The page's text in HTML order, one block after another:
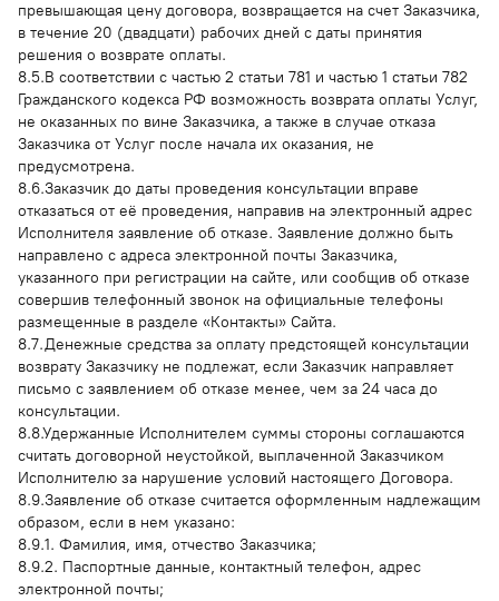
превышающая цену договора, возвращается на счет Заказчика,
в течение 20 (двадцати) рабочих дней с даты принятия
решения о возврате оплаты.
8.5.В соответствии с частью 2 статьи 781 и частью 1 статьи 782
Гражданского кодекса РФ возможность возврата оплаты Услуг,
не оказанных по вине Заказчика, а также в случае отказа
Заказчика от Услуг после начала их оказания, не
предусмотрена.
8.6.Заказчик до даты проведения консультации вправе
отказаться от её проведения, направив на электронный адрес
Исполнителя заявление об отказе. Заявление должно быть
направлено с адреса электронной почты Заказчика,
указанного при регистрации на сайте, или сообщив об отказе
совершив телефонный звонок на официальные телефоны
размещенные в разделе «Контакты» Сайта.
8.7.Денежные средства за оплату предстоящей консультации
возврату Заказчику не подлежат, если Заказчик направляет
письмо с заявлением об отказе менее, чем за 24 часа до
консультации.
8.8.Удержанные Исполнителем суммы стороны соглашаются
считать договорной неустойкой, выплаченной Заказчиком
Исполнителю за нарушение условий настоящего Договора.
8.9.Заявление об отказе считается оформленным надлежащим
образом, если в нем указано:
8.9.1. Фамилия, имя, отчество Заказчика;
8.9.2. Паспортные данные, контактный телефон, адрес
электронной почты;